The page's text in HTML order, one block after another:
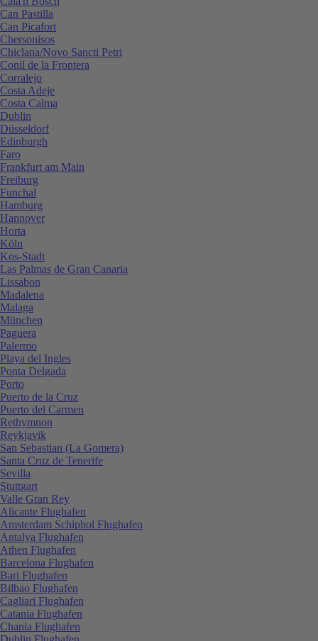
Can Pastilla
Can Picafort
Chersonisos
Chiclana/Novo Sancti Petri
Conil de la Frontera
Corralejo
Costa Adeje
Costa Calma
Dublin
Düsseldorf
Edinburgh
Faro
Frankfurt am Main
Freiburg
Funchal
Hamburg
Hannover
Horta
Köln
Kos-Stadt
Las Palmas de Gran Canaria
Lissabon
Madalena
Malaga
München
Paguera
Palermo
Playa del Ingles
Ponta Delgada
Porto
Puerto de la Cruz
Puerto del Carmen
Rethymnon
Reykjavik
San Sebastian (La Gomera)
Santa Cruz de Tenerife
Sevilla
Stuttgart
Valle Gran Rey
Alicante Flughafen
Amsterdam Schiphol Flughafen
Antalya Flughafen
Athen Flughafen
Barcelona Flughafen
Bari Flughafen
Bilbao Flughafen
Cagliari Flughafen
Catania Flughafen
Chania Flughafen